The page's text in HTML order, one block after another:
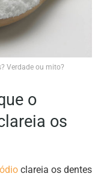
Verdade ou mito?
o
os
clareia os dentes